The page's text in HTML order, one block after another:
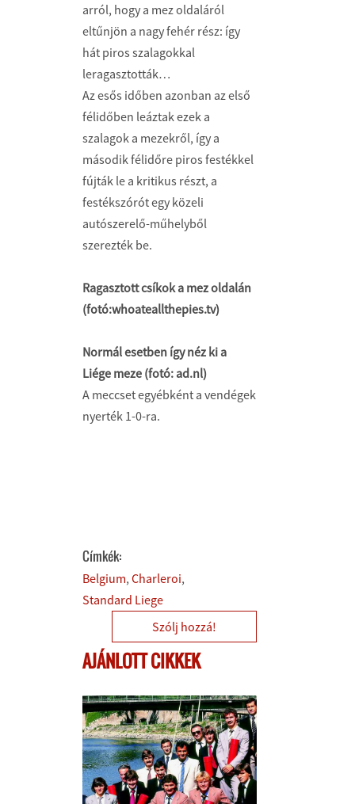
arról, hogy a mez oldaláról
eltűnjön a nagy fehér rész: így
hát piros szalagokkal
leragasztották…
Az esős időben azonban az első
félidőben leáztak ezek a
szalagok a mezekről, így a
második félidőre piros festékkel
fújták le a kritikus részt, a
festékszórót egy közeli
autószerelő-műhelyből
szerezték be.
Ragasztott csíkok a mez oldalán
(fotó:whoateallthepies.tv)
Normál esetben így néz ki a
Liége meze (fotó: ad.nl)
A meccset egyébként a vendégek
nyerték 1-0-ra.
Címkék:
Belgium Charleroi
Standard Liege
Szólj hozzá!
AJÁNLOTT CIKKEK